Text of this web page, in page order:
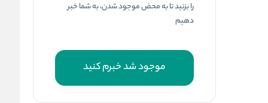
را بزنید تا به محض موجود شدن، به شما خبر
دهیم
موجود شد خبرم کنید